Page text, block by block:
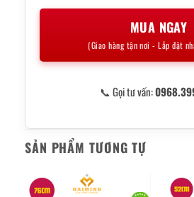
MUA NGAY
(Giao hàng tận nơi - Lắp đặt
📞 Gọi tư vấn:
SẢN PHẨM TƯƠNG TỰ